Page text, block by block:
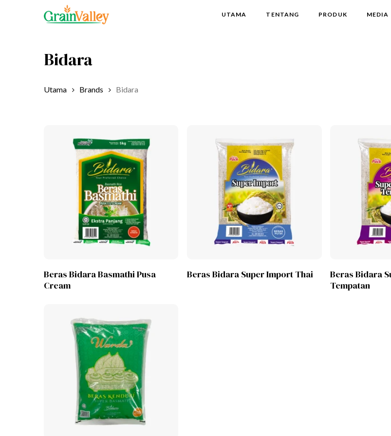
UTAMA TENTANG PRODUK MEDIA
Bidara
Utama Brands Bidara
Lihat Produk
Beras Bidara Basmathi Pusa
Cream
Beras Bidara Super Import Thai
Beras Bidara
Tempatan